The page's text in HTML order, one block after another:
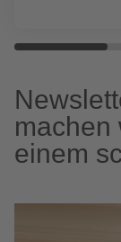
machen
einem